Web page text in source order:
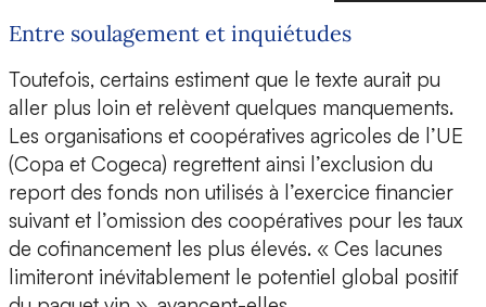
Entre soulagement et inquiétudes
Toutefois, certains estiment que le texte aurait pu
aller plus loin et relèvent quelques manquements.
Les organisations et coopératives agricoles de l’UE
(Copa et Cogeca) regrettent ainsi l’exclusion du
report des fonds non utilisés à l’exercice financier
suivant et l’omission des coopératives pour les taux
de cofinancement les plus élevés. « Ces lacunes
limiteront inévitablement le potentiel global positif